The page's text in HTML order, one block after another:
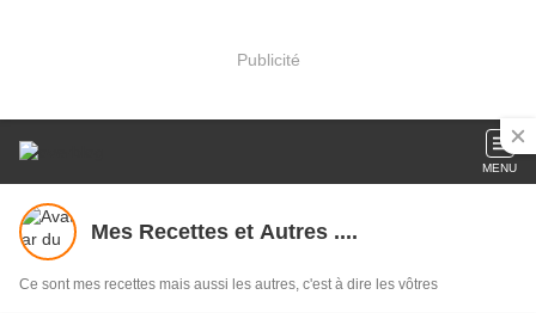
Publicité
MENU
Mes Recettes et Autres ....
Ce sont mes recettes mais aussi les autres, c'est à dire les vôtres